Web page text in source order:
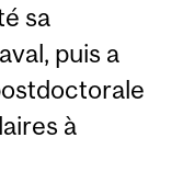
sa
puis a
à